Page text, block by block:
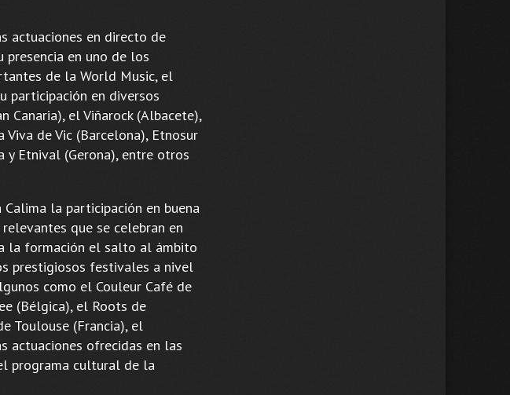
actuaciones en directo de
presencia en uno de los
de la World Music, el
participación en diversos
Canaria), el Viñarock (Albacete),
de Vic (Barcelona), Etnosur
y Etnival (Gerona), entre otros
la participación en buena
que se celebran en
la formación el salto al ámbito
prestigiosos festivales a nivel
como el Couleur Café de
(Bélgica), el Roots de
Toulouse (Francia), el
actuaciones ofrecidas en las
programa cultural de la